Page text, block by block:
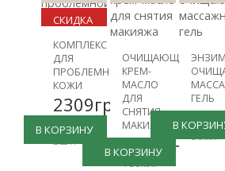
СКИДКА
-26%
КОМПЛЕКС
ДЛЯ
ПРОБЛЕМНОЙ
КОЖИ
В КОРЗИНУ
2309грн
3120грн
2шт.
ОЧИЩАЮЩЕЕ
КРЕМ-
МАСЛО
ДЛЯ
СНЯТИЯ
МАКИЯЖА
В КОРЗИНУ
908грн
180мл.
ГЕЛЬ
В
50мл.